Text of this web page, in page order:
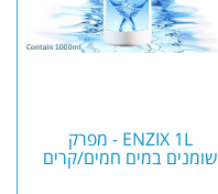
ENZIX 1L - מפרק
שומנים במים חמים/קרים